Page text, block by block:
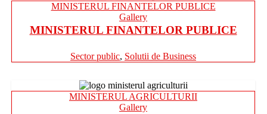
MINISTERUL FINANTELOR PUBLICE
Gallery
MINISTERUL FINANTELOR PUBLICE
Sector public, Solutii de Business
MINISTERUL AGRICULTURII
Gallery